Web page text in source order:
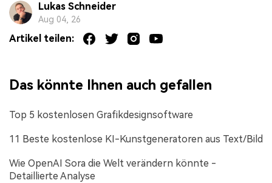
Lukas Schneider
Aug 04, 26
Artikel teilen:
Das könnte Ihnen auch gefallen
Top 5 kostenlosen Grafikdesignsoftware
11 Beste kostenlose KI-Kunstgeneratoren aus Text/Bild
Wie OpenAI Sora die Welt verändern könnte -
Detaillierte Analyse